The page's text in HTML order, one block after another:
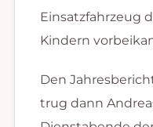
Einsatzfahrzeug
Kindern
Den
trug dann